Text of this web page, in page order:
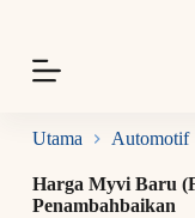
p
o
o
n
Utama Automotif
Harga Myvi Baru
Penambahbaikan